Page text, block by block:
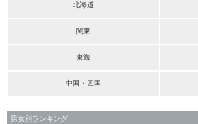
北海道
関東
東海
中国・四国
男女別ランキング